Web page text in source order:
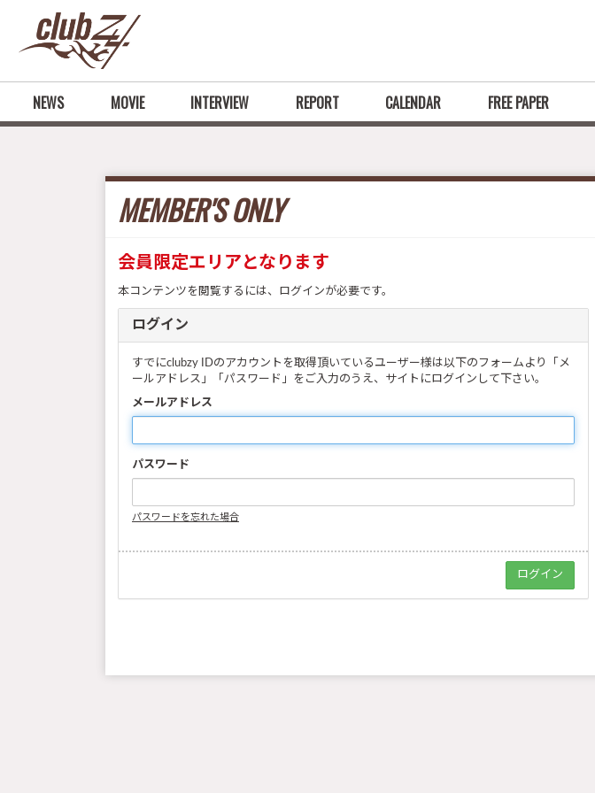
NEWS MOVIE INTERVIEW REPORT CALENDAR FREE PAPER
MEMBER'S ONLY
会員限定エリアとなります
本コンテンツを閲覧するには、ログインが必要です。
ログイン
すでにclubzy IDのアカウントを取得頂いているユーザー様は以下のフォームより「メ
ールアドレス」「パスワード」をご入力のうえ、サイトにログインして下さい。
メールアドレス
パスワード
パスワードを忘れた場合